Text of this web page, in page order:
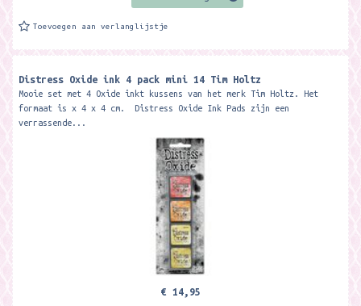
Toevoegen aan verlanglijstje
Distress Oxide ink 4 pack mini 14 Tim Holtz
Mooie set met 4 Oxide inkt kussens van het merk Tim Holtz. Het
formaat is x 4 x 4 cm. Distress Oxide Ink Pads zijn een
verrassende...
€ 14,95